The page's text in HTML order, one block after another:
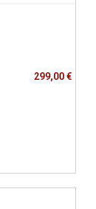
299,00€